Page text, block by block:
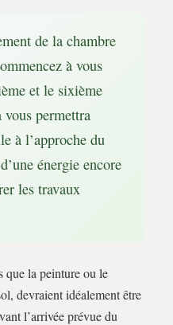
de la chambre
à vous
et le sixième
vous permettra
à l’approche du
énergie encore
les travaux
que la peinture ou le
devraient idéalement être
l’arrivée prévue du